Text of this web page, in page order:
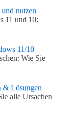
nutzen
11 und 10:
11/10
Wie Sie
& Lösungen
alle Ursachen